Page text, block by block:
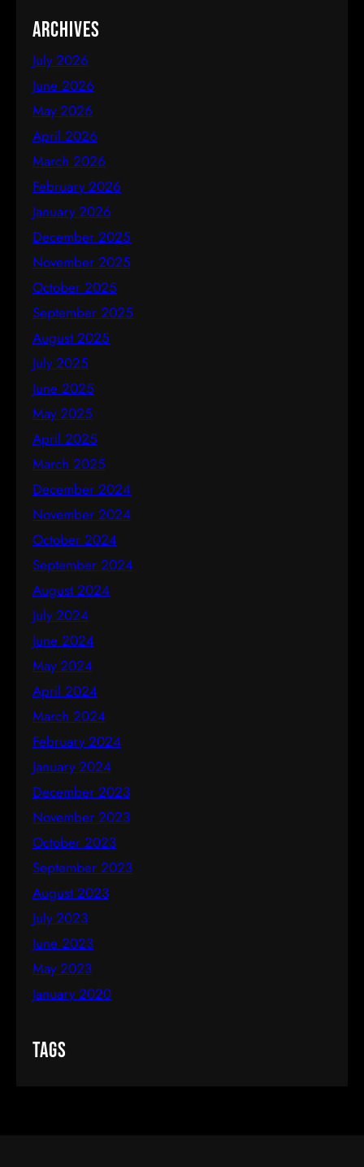
Archives
July 2026
June 2026
May 2026
April 2026
March 2026
February 2026
January 2026
December 2025
November 2025
October 2025
September 2025
August 2025
July 2025
June 2025
May 2025
April 2025
March 2025
December 2024
November 2024
October 2024
September 2024
August 2024
July 2024
June 2024
May 2024
April 2024
March 2024
February 2024
January 2024
December 2023
November 2023
October 2023
September 2023
August 2023
July 2023
June 2023
May 2023
January 2020
Tags